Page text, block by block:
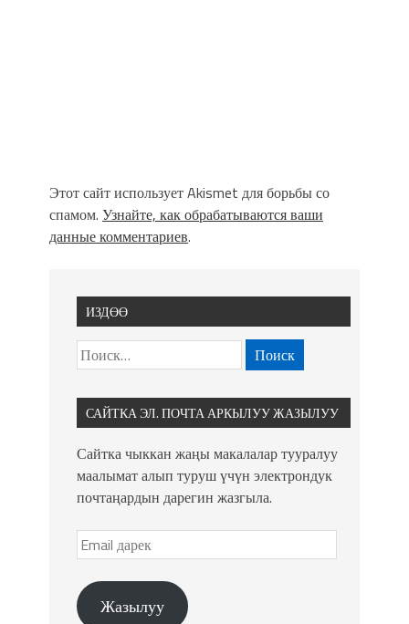
Этот сайт использует Akismet для борьбы со
спамом. Узнайте, как обрабатываются ваши
данные комментариев.
ИЗДӨӨ
САЙТКА ЭЛ. ПОЧТА АРКЫЛУУ ЖАЗЫЛУУ
Сайтка чыккан жаңы макалалар тууралуу
маалымат алып туруш үчүн электрондук
почтаңардын дарегин жазгыла.
Жазылуу